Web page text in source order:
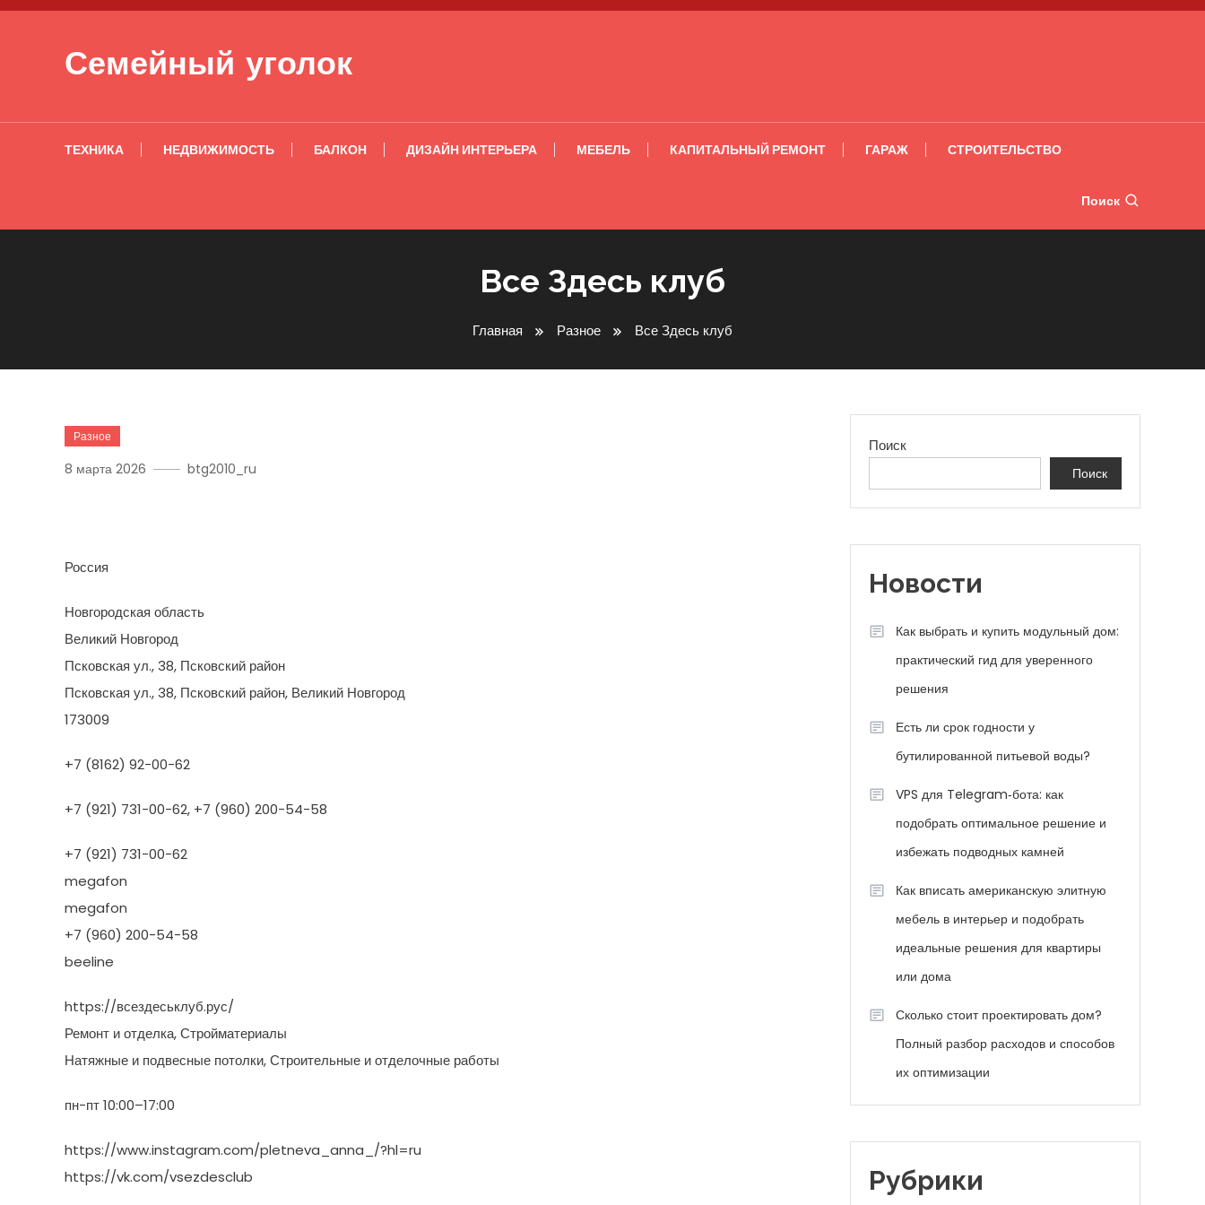
Перейти к содержимому
Семейный уголок
ТЕХНИКА НЕДВИЖИМОСТЬ БАЛКОН ДИЗАЙН ИНТЕРЬЕРА МЕБЕЛЬ КАПИТАЛЬНЫЙ РЕМОНТ ГАРАЖ СТРОИТЕЛЬСТВО
Поиск
Все Здесь клуб
Главная Разное Все Здесь клуб
Разное
8 марта 2026 btg2010_ru
Россия
Новгородская область
Великий Новгород
Псковская ул., 38, Псковский район
Псковская ул., 38, Псковский район, Великий Новгород
173009
+7 (8162) 92-00-62
+7 (921) 731-00-62, +7 (960) 200-54-58
+7 (921) 731-00-62
megafon
megafon
+7 (960) 200-54-58
beeline
https://всездеськлуб.рус/
Ремонт и отделка, Стройматериалы
Натяжные и подвесные потолки, Строительные и отделочные работы
пн-пт 10:00–17:00
https://www.instagram.com/pletneva_anna_/?hl=ru
https://vk.com/vsezdesclub
Поиск
Поиск
Новости
Как выбрать и купить модульный дом:
практический гид для уверенного
решения
Есть ли срок годности у
бутилированной питьевой воды?
VPS для Telegram‑бота: как
подобрать оптимальное решение и
избежать подводных камней
Как вписать американскую элитную
мебель в интерьер и подобрать
идеальные решения для квартиры
или дома
Сколько стоит проектировать дом?
Полный разбор расходов и способов
их оптимизации
Рубрики